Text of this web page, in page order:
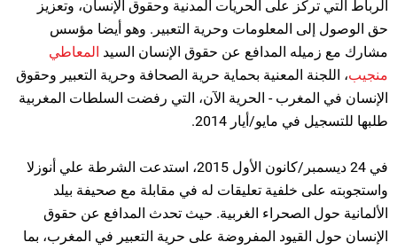
الرباط التي تركز على الحريات المدنية وحقوق الإنسان، وتعزيز
حق الوصول إلى المعلومات وحرية التعبير. وهو أيضا مؤسس
مشارك مع زميله المدافع عن حقوق الإنسان السيد المعاطي
منجيب، اللجنة المعنية بحماية حرية الصحافة وحرية التعبير وحقوق
الإنسان في المغرب - الحرية الآن، التي رفضت السلطات المغربية
طلبها للتسجيل في مايو/أيار 2014.
في 24 ديسمبر/كانون الأول 2015، استدعت الشرطة علي أنوزلا
واستجوبته على خلفية تعليقات له في مقابلة مع صحيفة بيلد
الألمانية حول الصحراء الغربية. حيث تحدث المدافع عن حقوق
الإنسان حول القيود المفروضة على حرية التعبير في المغرب، بما